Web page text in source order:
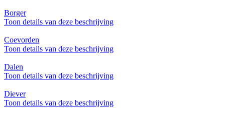
Borger
Toon details van deze beschrijving
Coevorden
Toon details van deze beschrijving
Dalen
Toon details van deze beschrijving
Diever
Toon details van deze beschrijving